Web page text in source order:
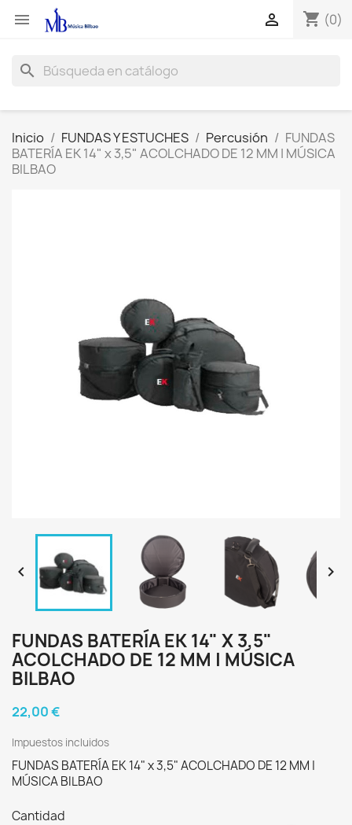
 shopping_cart (0)

search
Inicio FUNDAS Y ESTUCHES Percusión
FUNDAS
BATERÍA EK 14" x 3,5" ACOLCHADO DE 12 MM | MÚSICA
BILBAO
 
FUNDAS BATERÍA EK 14" X 3,5"
ACOLCHADO DE 12 MM | MÚSICA
BILBAO
22,00 €
Impuestos incluidos
FUNDAS BATERÍA EK 14" x 3,5" ACOLCHADO DE 12 MM |
MÚSICA BILBAO
Cantidad